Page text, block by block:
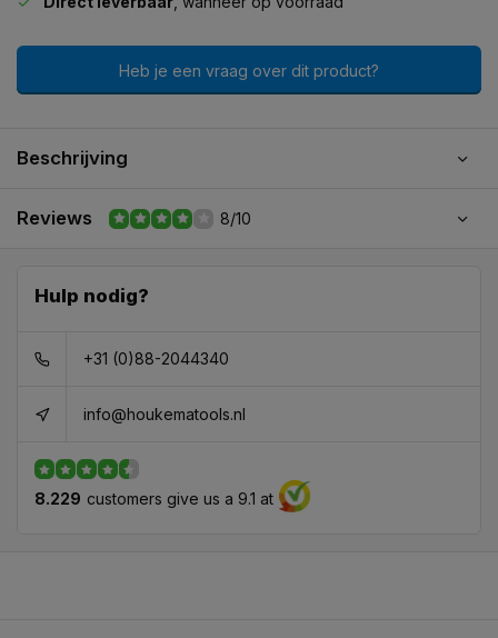
Heb je een vraag over dit product?
Beschrijving
Reviews 8/10
Hulp nodig?
+31 (0)88-2044340
info@houkematools.nl
8.229 customers give us a 9.1 at